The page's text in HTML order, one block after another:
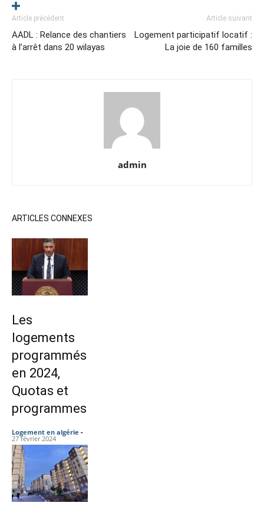
Article précédent
AADL : Relance des chantiers
à l’arrêt dans 20 wilayas
Article suivant
Logement participatif locatif :
La joie de 160 familles
admin
ARTICLES CONNEXES
Les
logements
programmés
en 2024,
Quotas et
programmes
Logement en algérie -
27 février 2024